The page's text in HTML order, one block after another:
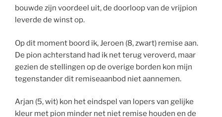
bouwde zijn voordeel uit, de doorloop van de vrijpion
leverde de winst op.
Op dit moment boord ik, Jeroen (8, zwart) remise aan.
De pion achterstand had ik net terug veroverd, maar
gezien de stellingen op de overige borden kon mijn
tegenstander dit remiseaanbod niet aannemen.
Arjan (5, wit) kon het eindspel van lopers van gelijke
kleur met pion minder net niet remise houden en de